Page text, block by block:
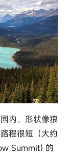
内，形状像狼
程很短（大约
Summit) 的